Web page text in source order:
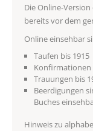
Die Online-
bereits vor dem
Online einsehbar
Taufen bis 1915
Konfirmationen
Trauungen bis
Beerdigungen
Buches
Hinweis zu